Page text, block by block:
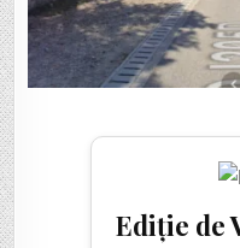
Ediție de